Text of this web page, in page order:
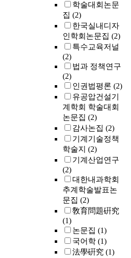
학술대회논문
집 (2)
한국실내디자
인학회논문집 (2)
특수교육저널
(2)
법과 정책연구
(2)
인권법평론 (2)
유공압건설기
계학회 학술대회
논문집 (2)
감사논집 (2)
기계기술정책
학술지 (2)
기계산업연구
(2)
대한내과학회
추계학술발표논
문집 (2)
敎育問題硏究
(1)
논문집 (1)
국어학 (1)
法學硏究 (1)